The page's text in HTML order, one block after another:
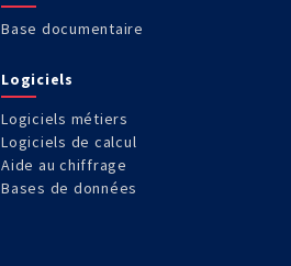
Base documentaire
Logiciels
Logiciels métiers
Logiciels de calcul
Aide au chiffrage
Bases de données